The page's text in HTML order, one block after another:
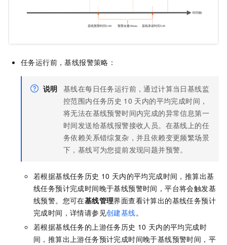
任务运行前，基线报警策略：
说明 基线在每日任务运行前，通过计算当日基线监
控范围内任务历史 10 天内的平均完成时间，
将无法在基线预警时间内完成的异常信息第一
时间发送给基线报警接收人员。在基线上的任
务依赖关系错综复杂，并且依赖变更频繁场景
下，基线可为您提前发现问题并预警。
若根据基线任务历史 10 天内的平均完成时间，推算出基
线任务预计完成时间晚于基线预警时间，平台将会触发基
线预警。您可在基线管理界面查看计算出的基线任务预计
完成时间，详情请参见创建基线。
若根据基线任务的上游任务历史 10 天内的平均完成时
间，推算出上游任务预计完成时间晚于基线预警时间，平